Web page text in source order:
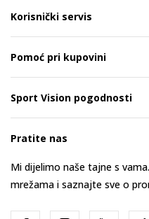
Korisnički servis
Pomoć pri kupovini
Sport Vision pogodnosti
Pratite nas
Mi dijelimo naše tajne s
mrežama i saznajte sve o